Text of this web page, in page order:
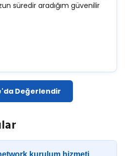
süredir aradığım güvenilir
Değerlendir